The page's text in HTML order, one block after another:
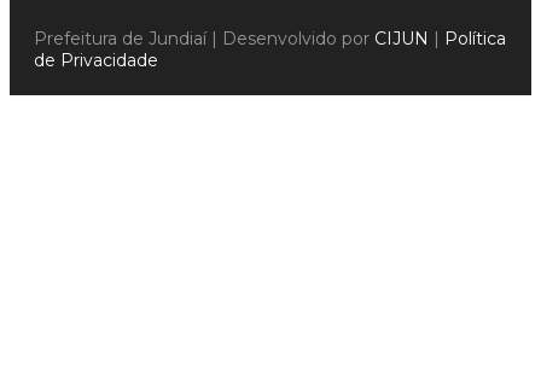
Prefeitura de Jundiaí | Desenvolvido por CIJUN | Política
de Privacidade